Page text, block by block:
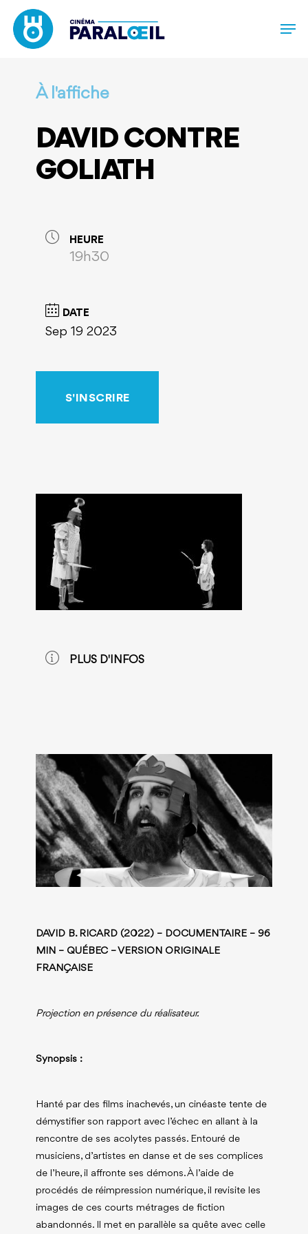
main
À l'affiche
DAVID CONTRE
GOLIATH
HEURE
19h30
DATE
Sep 19 2023
S'INSCRIRE
PLUS D'INFOS
DAVID B. RICARD (2022) – DOCUMENTAIRE – 96
MIN – QUÉBEC – VERSION ORIGINALE
FRANÇAISE
Projection en présence du réalisateur.
Synopsis :
Hanté par des films inachevés, un cinéaste tente de
démystifier son rapport avec l’échec en allant à la
rencontre de ses acolytes passés. Entouré de
musiciens, d’artistes en danse et de ses complices
de l’heure, il affronte ses démons. À l’aide de
procédés de réimpression numérique, il revisite les
images de ces courts métrages de fiction
abandonnés. Il met en parallèle sa quête avec celle